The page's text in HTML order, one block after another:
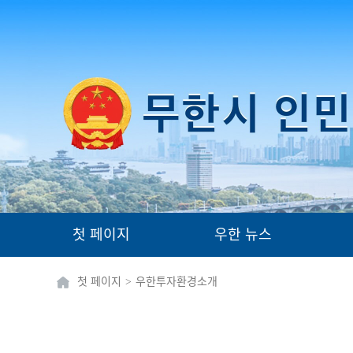
첫 페이지 우한 뉴스
첫 페이지 > 우한투자환경소개